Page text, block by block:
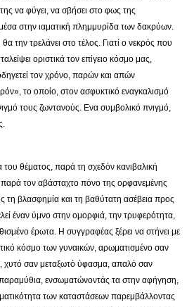
να φύγει, να σβήσει στο φως της
στην ιαματική πλημμυρίδα των δακρύων.
την τρελάνει στο τέλος. Γιατί ο νεκρός που
οριστικά τον επίγειο κόσμο μας,
τον χρόνο, παρών και απών
το οποίο, στον ασφυκτικό εναγκαλισμό
τους ζωντανούς. Ενα συμβολικό πνιγμό,
θέματος, παρά τη σχεδόν κανιβαλική
τον αβάσταχτο πόνο της ορφανεμένης
τη βλασφημία και τη βαθύτατη ασέβεια προς
έναν ύμνο στην ομορφιά, την τρυφερότητα,
έρωτα. Η συγγραφέας ξέρει να στήνει με
κόσμο των γυναικών, αρωματισμένο σαν
χυτό σαν μεταξωτό ύφασμα, απαλό σαν
ενσωματώνοντάς τα στην αφήγηση,
των καταστάσεων παρεμβάλλοντας